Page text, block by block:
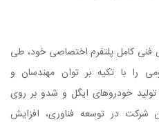
فنی کامل پلتفرم اختصاصی خود، طی
را با تکیه بر توان مهندسان و
خودروهای ایگل و شدو بر روی
شرکت در توسعه فناوری، افزایش